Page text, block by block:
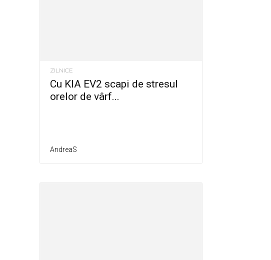
ZILNICE
Cu KIA EV2 scapi de stresul
orelor de vârf...
AndreaS